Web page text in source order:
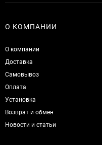
О КОМПАНИИ
О компании
Доставка
Самовывоз
Оплата
Установка
Возврат и обмен
Новости и статьи